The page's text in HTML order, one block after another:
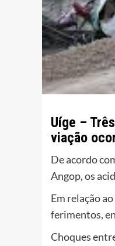
Uíge –
viação
De acordo
Angop, os
Em relação
ferimentos,
Choques